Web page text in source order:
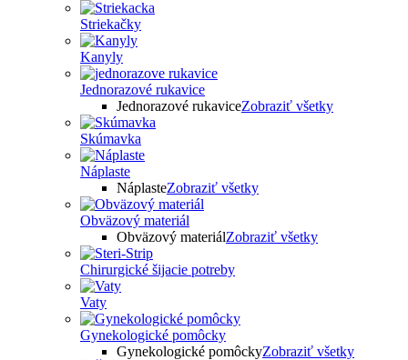
Striekačky
Kanyly
Jednorazové rukavice
Jednorazové rukaviceZobraziť všetky
Skúmavka
Náplaste
NáplasteZobraziť všetky
Obväzový materiál
Obväzový materiálZobraziť všetky
Chirurgické šijacie potreby
Vaty
Gynekologické pomôcky
Gynekologické pomôckyZobraziť všetky